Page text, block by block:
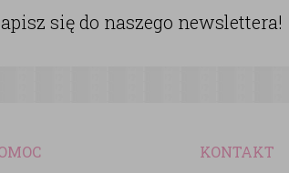
się do naszego newslettera!
KONTAKT